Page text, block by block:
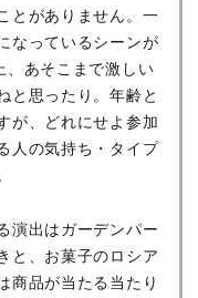
とがありません。一
なっているシーンが
、あそこまで激しい
と思ったり。年齢と
が、どれにせよ参加
人の気持ち・タイプ
演出はガーデンパー
と、お菓子のロシア
商品が当たる当たり